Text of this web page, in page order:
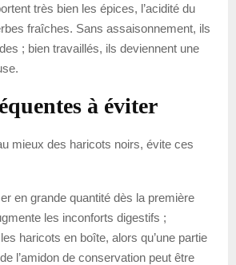
très bien les épices, l’acidité du
fraîches. Sans assaisonnement, ils
; bien travaillés, ils deviennent une
à éviter
mieux des haricots noirs, évite ces
en grande quantité dès la première
les inconforts digestifs ;
haricots en boîte, alors qu’une partie
l’amidon de conservation peut être